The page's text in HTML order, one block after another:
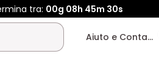
tra: 00g 08h 45m 29s
Aiuto e Contatti